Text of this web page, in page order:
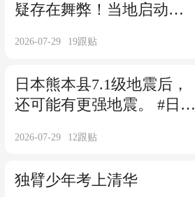
疑存在舞弊！当地启动调
2026-07-29 19跟贴
日本熊本县7.1级地震后，
还可能有更强地震。 #日本
2026-07-29 12跟贴
独臂少年考上清华